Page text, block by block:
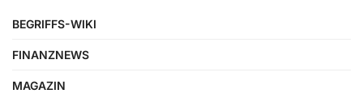
BEGRIFFS-WIKI
FINANZNEWS
MAGAZIN